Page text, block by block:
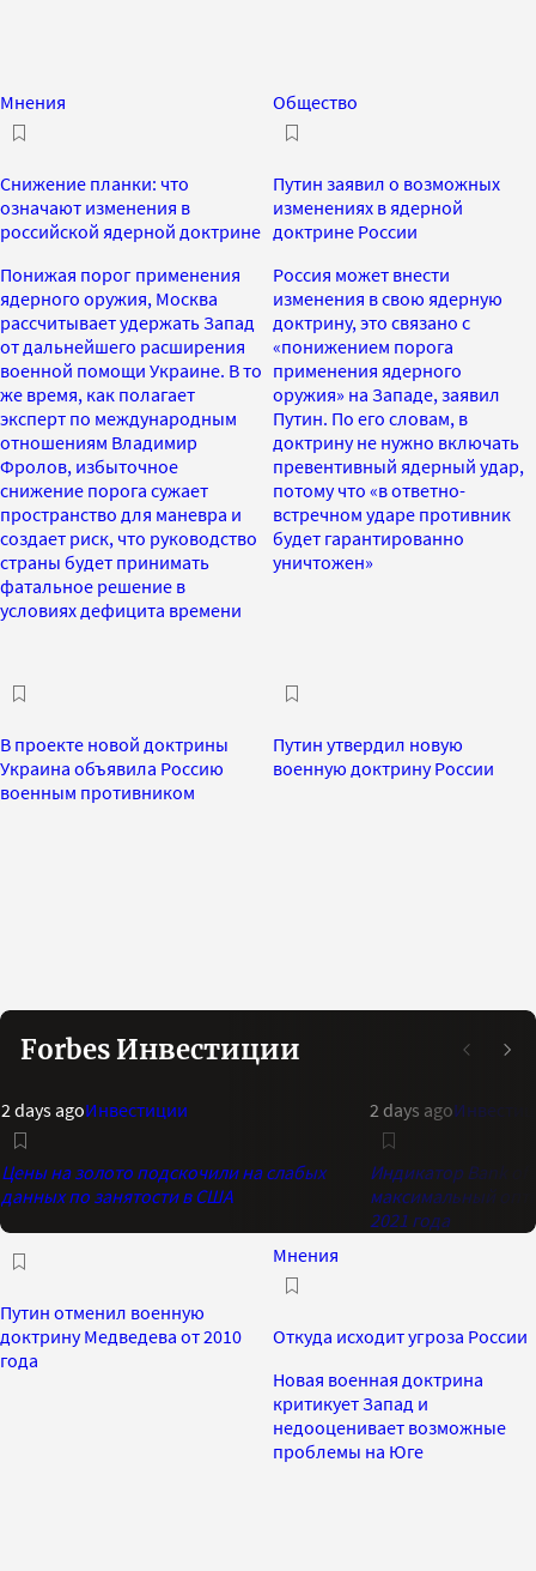
Мнения
Снижение планки: что
означают изменения в
российской ядерной доктрине
Понижая порог применения
ядерного оружия, Москва
рассчитывает удержать Запад
от дальнейшего расширения
военной помощи Украине. В то
же время, как полагает
эксперт по международным
отношениям Владимир
Фролов, избыточное
снижение порога сужает
пространство для маневра и
создает риск, что руководство
страны будет принимать
фатальное решение в
условиях дефицита времени
Общество
Путин заявил о возможных
изменениях в ядерной
доктрине России
Россия может внести
изменения в свою ядерную
доктрину, это связано с
«понижением порога
применения ядерного
оружия» на Западе, заявил
Путин. По его словам, в
доктрину не нужно включать
превентивный ядерный удар,
потому что «в ответно-
встречном ударе противник
будет гарантированно
уничтожен»
В проекте новой доктрины
Украина объявила Россию
военным противником
Путин утвердил новую
военную доктрину России
Forbes Инвестиции
2 days agoИнвестиции
Цены на золото подскочили на слабых
данных по занятости в США
2 days ago
Индикатор Bank of
максимальный
2021 года
Путин отменил военную
доктрину Медведева от 2010
года
Мнения
Откуда исходит угроза России
Новая военная доктрина
критикует Запад и
недооценивает возможные
проблемы на Юге